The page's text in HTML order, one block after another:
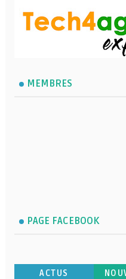
MEMBRES
PAGE FACEBOOK
ACTUS